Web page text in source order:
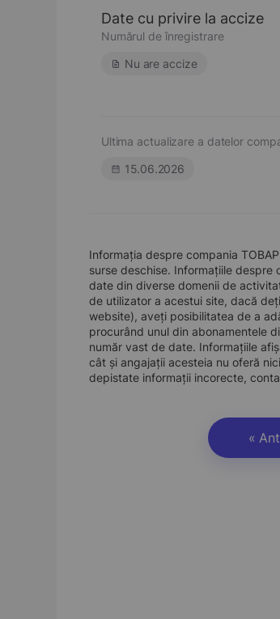
Date cu privire la accize
Numărul de înregistrare
Nu are accize
Ultima actualizare a datelor
15.06.2026
Informația despre compania
surse deschise. Informațiile
date din diverse domenii de
de utilizator a acestui site, dacă
website), aveți posibilitatea de a
procurând unul din abonamentele
număr vast de date. Informațiile
cât și angajații acesteia nu oferă
depistate informații incorecte,
«